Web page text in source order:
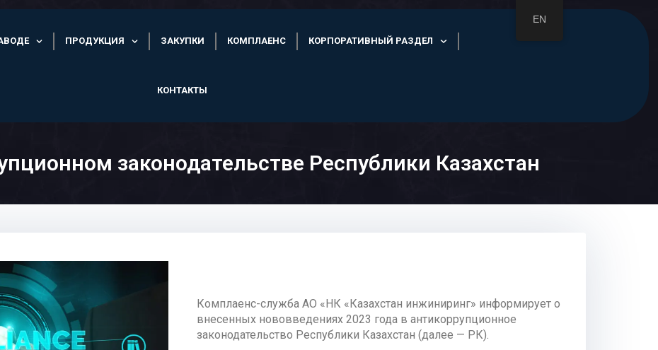
ПРОДУКЦИЯ ЗАКУПКИ КОМПЛАЕНС КОРПОРАТИВНЫЙ РАЗДЕЛ
КОНТАКТЫ
законодательстве Республики Казахстан
Комплаенс-служба АО «НК «Казахстан инжиниринг» информирует о
внесенных нововведениях 2023 года в антикоррупционное
законодательство Республики Казахстан (далее — РК).
EN